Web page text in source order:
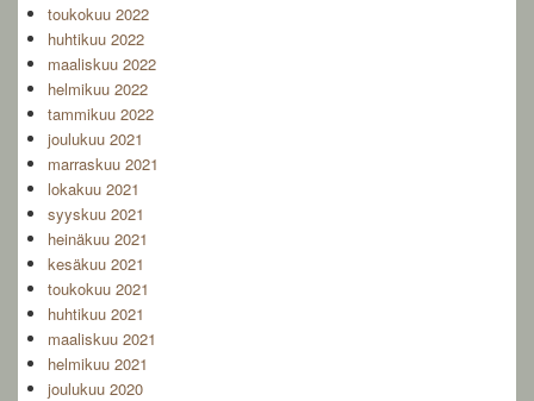
toukokuu 2022
huhtikuu 2022
maaliskuu 2022
helmikuu 2022
tammikuu 2022
joulukuu 2021
marraskuu 2021
lokakuu 2021
syyskuu 2021
heinäkuu 2021
kesäkuu 2021
toukokuu 2021
huhtikuu 2021
maaliskuu 2021
helmikuu 2021
joulukuu 2020